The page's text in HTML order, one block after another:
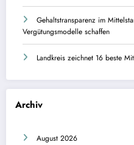
Gehaltstransparenz im
Vergütungsmodelle schaffen
Landkreis zeichnet 16 beste
Archiv
August 2026